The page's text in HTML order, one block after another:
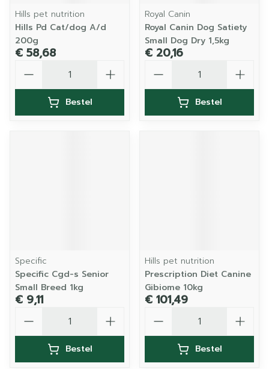
Hills pet nutrition
Hills Pd Cat/dog A/d
200g
€ 58,68
Bestel
Royal Canin
Royal Canin Dog Satiety
Small Dog Dry 1,5kg
€ 20,16
Bestel
Specific
Specific Cgd-s Senior
Small Breed 1kg
€ 9,11
Bestel
Hills pet nutrition
Prescription Diet Canine
Gibiome 10kg
€ 101,49
Bestel